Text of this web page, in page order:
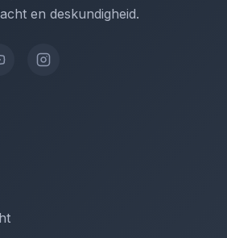
en deskundigheid.